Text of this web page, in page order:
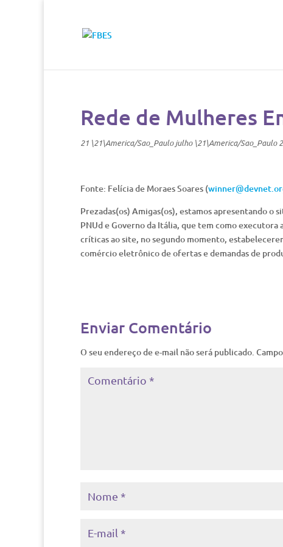
Rede de Mulheres
21 \21\America/Sao_Paulo julho \21\America/Sao_Paulo
Fonte: Felícia de Moraes Soares (
Prezadas(os) Amigas(os), estamos apresentando
PNUd e Governo da Itália, que tem como
críticas ao site, no segundo momento,
comércio eletrônico de ofertas e demandas de
Enviar Comentário
O seu endereço de e-mail não será publicado.